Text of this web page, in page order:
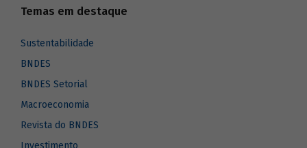
Temas em destaque
Sustentabilidade
BNDES
BNDES Setorial
Macroeconomia
Revista do BNDES